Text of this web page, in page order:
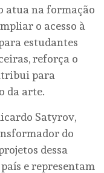
atua na formação
o acesso à
estudantes
reforça o
para
da arte.
Satyrov,
do
dessa
e representam